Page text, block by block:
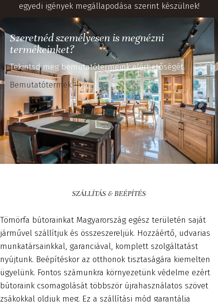
egyedi igények megállapodása szerint készülnek!
Szeretnéd személyesen is megnézni
termékeinket?
Tekintsd meg bemutatótermeink elérhetőségét.
Bemutatótermek
SZÁLLÍTÁS & BEÉPÍTÉS
Tömörfa bútorainkat Magyarország egész területén saját
járművel szállítjuk és összeszereljük. Hozzáértő, udvarias
munkatársainkkal, garanciával, komplett szolgáltatást
nyújtunk. Beépítéskor az otthonok tisztaságára kiemelten
ügyelünk. Fontos számunkra környezetünk védelme ezért
bútoraink csomagolását többször újrahasználatos szövet
zsákokkal oldjuk meg. Ez a szállítási mód garantálja